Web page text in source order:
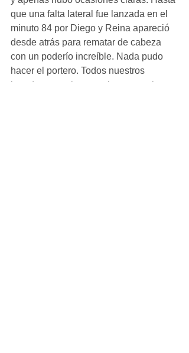
que una falta lateral fue lanzada en el
minuto 84 por Diego y Reina apareció
desde atrás para rematar de cabeza
con un poderío increíble. Nada pudo
hacer el portero. Todos nuestros
jugadores corrieron a abrazarse al